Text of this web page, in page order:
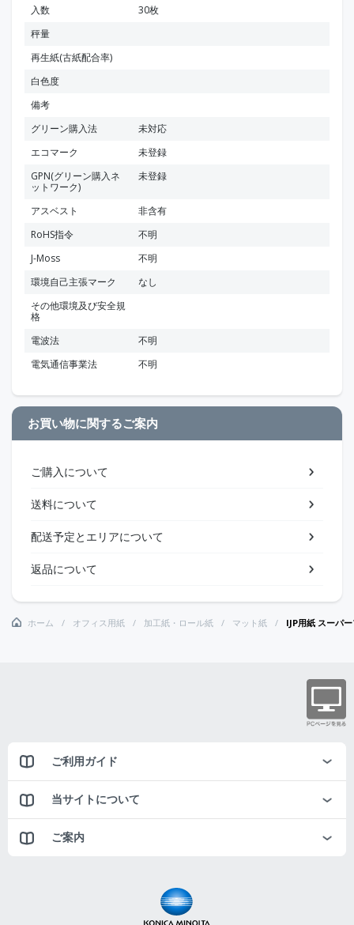
入数
30枚
秤量
再生紙(古紙配合率)
白色度
備考
グリーン購入法
未対応
エコマーク
未登録
GPN(グリーン購入ネ
ットワーク)
未登録
アスベスト
非含有
RoHS指令
不明
J-Moss
不明
環境自己主張マーク
なし
その他環境及び安全規
格
電波法
不明
電気通信事業法
不明
お買い物に関するご案内
ご購入について
送料について
配送予定とエリアについて
返品について
ホーム オフィス用紙 加工紙・ロール紙 マット紙 IJP用紙 スーパ
ご利用ガイド
当サイトについて
ご案内